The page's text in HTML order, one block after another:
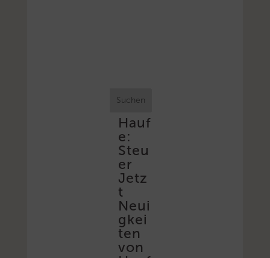
Suchen
Hauf
e:
Steu
er
Jetz
t
Neui
gkei
ten
von